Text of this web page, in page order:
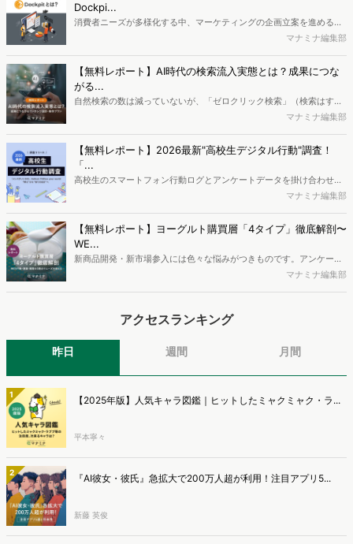
Dockpi...
消費者ニーズが多様化する中、マーケティングの企画立案を進める上
で、競合分析や消費者分析の重要性がより高まっています。Web行動
データを活用し、Web上の消費者行動を起点とした競合サイト分析や
消費者分析が可能です。今回はDockpitならではの利便性の高い機能
や活用方法を解説します。
マナミナ編集部
【無料レポート】AI時代の検索流入実態とは？成果につな
がる...
自然検索の数は減っていないが、「ゼロクリック検索」（検索はする
がページには流入しない）の割合が増加しているのが、AI時代の検索
か、また、要因を理解した上で、成果に確実につながるコンテンツを
制作するにはどうするべきなのでしょうか。本レポートはこのような
疑問をお抱えのSEO・Webマーケティングご担当者様におすすめの内
容となっています。※本レポートは記事のフォームから無料でダウン
マナミナ編集部
【無料レポート】2026最新"高校生デジタル行動"調査！
「...
高校生のスマートフォン行動ログとアンケートデータを掛け合わせ、
最新の若年層（高校生）におけるデジタル行動実態やSNSの利用傾向
ち、スマートフォンを取り巻く環境が成熟するなか、新興SNSの台頭
により高校生のデジタルライフスタイルは新たな変化を見せていま
す。※資料は記事内の入力フォームより、ダウンロードいただけま
マナミナ編集部
【無料レポート】ヨーグルト購買層「4タイプ」徹底解剖〜
WE...
新商品開発・新市場参入には色々な悩みがつきものです。アンケート
調査を実施しても、購買実態が不透明、新商品の受容性も判断しきれ
ようにして市場理解をしていけるのか、現状の既発商品のセグメント
す。新商品開発関連担当者様・マーケティング担当者様向け必見のレ
ウンロードできます。
マナミナ編集部
アクセスランキング
昨日 週間 月間
1 【2025年版】人気キャラ図鑑｜ヒットしたミャクミャク・ラ...
平本寧々
2 『AI彼女・彼氏』急拡大で200万人超が利用！注目アプリ5...
新藤 英俊